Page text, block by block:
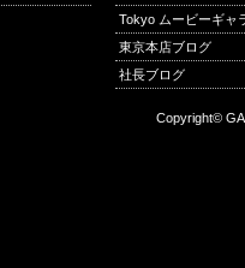
Tokyo ムービーギャ
東京本店ブログ
社長ブログ
Copyright©